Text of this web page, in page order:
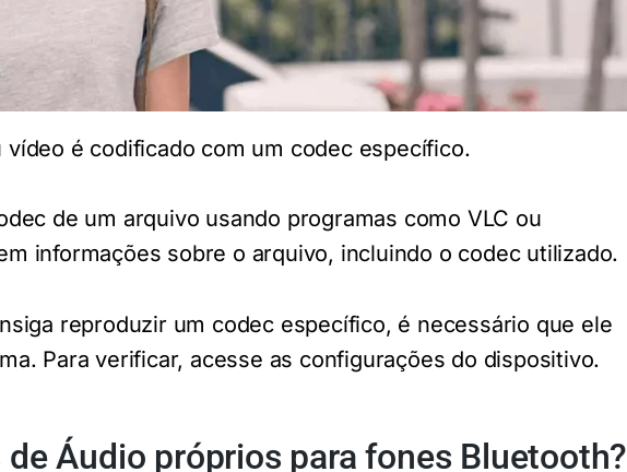
vídeo é codificado com um codec específico.
de um arquivo usando programas como VLC ou
informações sobre o arquivo, incluindo o codec utilizado.
reproduzir um codec específico, é necessário que ele
Para verificar, acesse as configurações do dispositivo.
de Áudio próprios para fones Bluetooth?